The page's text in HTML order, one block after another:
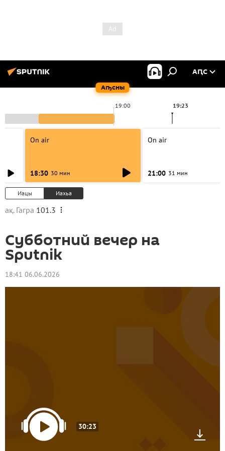
Аҧсны
АԤС
19:00 19:23
On air
18:30 30 мин
On air
21:00 31 мин
Иацы Иахьа
ақ. Гагра 101.3
Субботний вечер на
Sputnik
18:41 06.06.2026
30:23